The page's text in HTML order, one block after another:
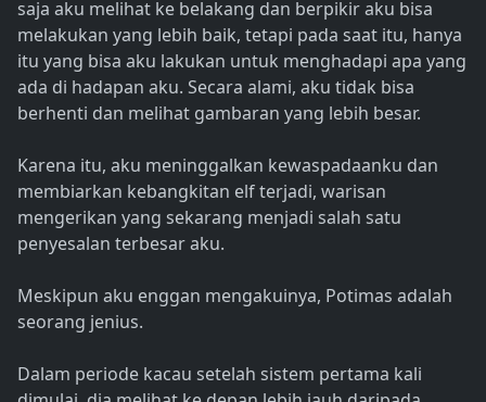
saja aku melihat ke belakang dan berpikir aku bisa
melakukan yang lebih baik, tetapi pada saat itu, hanya
itu yang bisa aku lakukan untuk menghadapi apa yang
ada di hadapan aku. Secara alami, aku tidak bisa
berhenti dan melihat gambaran yang lebih besar.
Karena itu, aku meninggalkan kewaspadaanku dan
membiarkan kebangkitan elf terjadi, warisan
mengerikan yang sekarang menjadi salah satu
penyesalan terbesar aku.
Meskipun aku enggan mengakuinya, Potimas adalah
seorang jenius.
Dalam periode kacau setelah sistem pertama kali